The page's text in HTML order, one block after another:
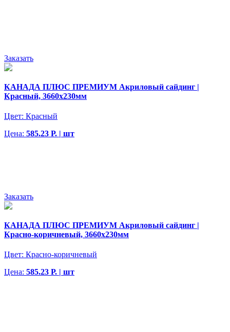
Заказать
КАНАДА ПЛЮС ПРЕМИУМ Акриловый сайдинг |
Красный, 3660х230мм
Цвет: Красный
Цена: 585.23 Р. | шт
Заказать
КАНАДА ПЛЮС ПРЕМИУМ Акриловый сайдинг |
Красно-коричневый, 3660х230мм
Цвет: Красно-коричневый
Цена: 585.23 Р. | шт